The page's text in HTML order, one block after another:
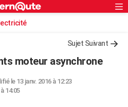
Sujet Suivant
moteur asynchrone
le 13 janv. 2016 à 12:23
14:05